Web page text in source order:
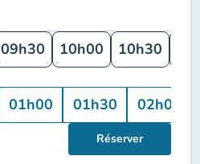
09h30 10h00 10h30
01h00 01h30 02h00
Réserver